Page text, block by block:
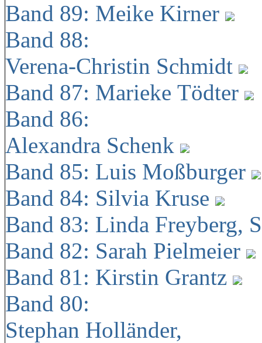
Band 89: Meike Kirner
Band 88:
Verena-Christin Schmidt
Band 87: Marieke Tödter
Band 86:
Alexandra Schenk
Band 85: Luis Moßburger
Band 84: Silvia Kruse
Band 83: Linda Freyberg,
Band 82: Sarah Pielmeier
Band 81: Kirstin Grantz
Band 80:
Stephan Holländer,